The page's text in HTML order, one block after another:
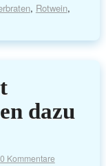
, Rotwein,
dazu
0 Kommentare